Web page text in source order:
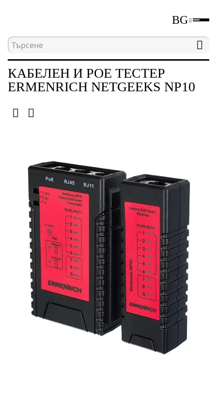
BG
Начална страница Тестващи
КАБЕЛЕН И POE ТЕСТЕР
ERMENRICH NETGEEKS NP10